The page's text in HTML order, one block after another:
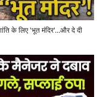
के लिए 'भूत मंदिर'...और दे दी